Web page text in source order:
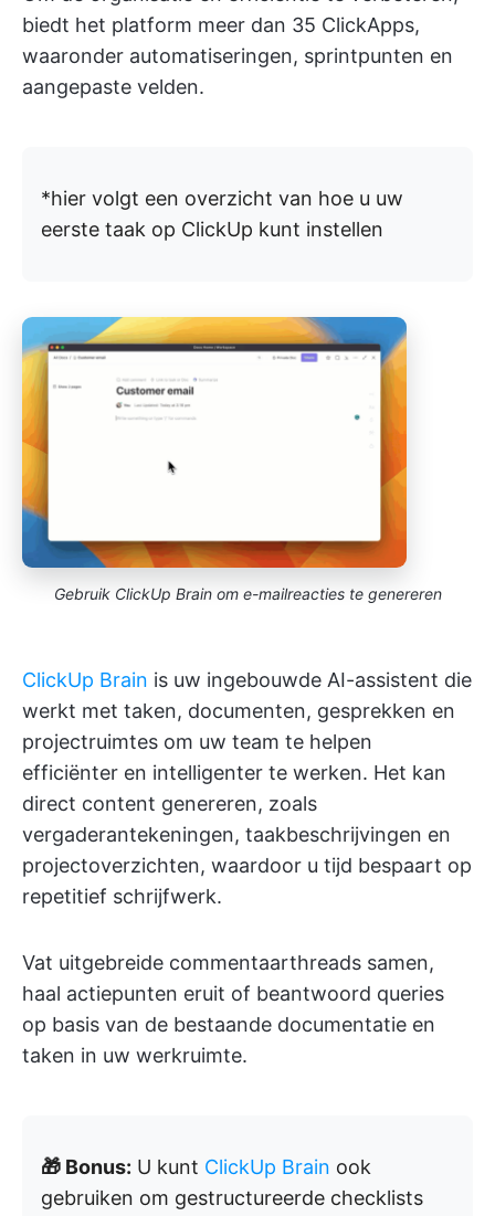
biedt het platform meer dan 35 ClickApps,
waaronder automatiseringen, sprintpunten en
aangepaste velden.
*hier volgt een overzicht van hoe u uw
eerste taak op ClickUp kunt instellen
Gebruik ClickUp Brain om e-mailreacties te genereren
ClickUp Brain is uw ingebouwde AI-assistent die
werkt met taken, documenten, gesprekken en
projectruimtes om uw team te helpen
efficiënter en intelligenter te werken. Het kan
direct content genereren, zoals
vergaderantekeningen, taakbeschrijvingen en
projectoverzichten, waardoor u tijd bespaart op
repetitief schrijfwerk.
Vat uitgebreide commentaarthreads samen,
haal actiepunten eruit of beantwoord queries
op basis van de bestaande documentatie en
taken in uw werkruimte.
🎁 Bonus: U kunt ClickUp Brain ook
gebruiken om gestructureerde checklists